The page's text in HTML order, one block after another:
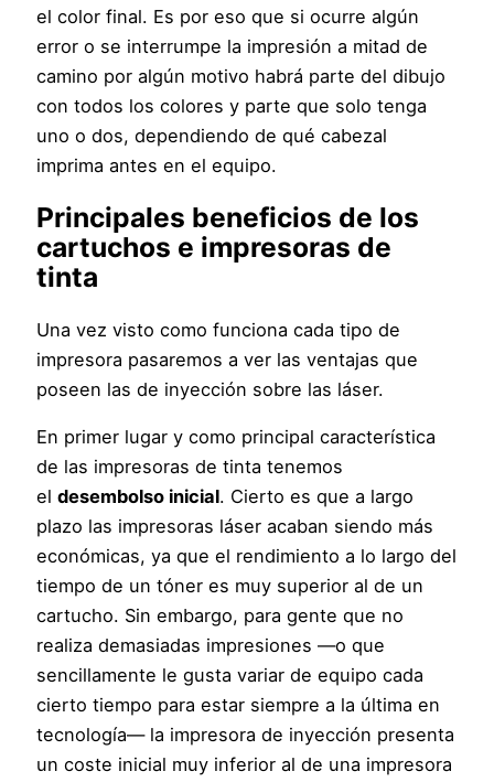
el color final. Es por eso que si ocurre algún
error o se interrumpe la impresión a mitad de
camino por algún motivo habrá parte del dibujo
con todos los colores y parte que solo tenga
uno o dos, dependiendo de qué cabezal
imprima antes en el equipo.
Principales beneficios de los
cartuchos e impresoras de
tinta
Una vez visto como funciona cada tipo de
impresora pasaremos a ver las ventajas que
poseen las de inyección sobre las láser.
En primer lugar y como principal característica
de las impresoras de tinta tenemos
eldesembolso inicial. Cierto es que a largo
plazo las impresoras láser acaban siendo más
económicas, ya que el rendimiento a lo largo del
tiempo de un tóner es muy superior al de un
cartucho. Sin embargo, para gente que no
realiza demasiadas impresiones —o que
sencillamente le gusta variar de equipo cada
cierto tiempo para estar siempre a la última en
tecnología— la impresora de inyección presenta
un coste inicial muy inferior al de una impresora